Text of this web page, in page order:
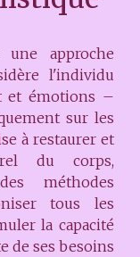
approche
l'individu
et émotions –
sur les
à restaurer et
du corps,
méthodes
tous les
la capacité
de ses besoins